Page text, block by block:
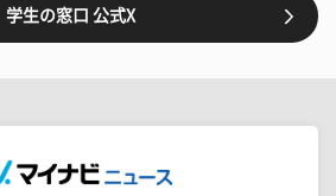
学生の窓口 公式X